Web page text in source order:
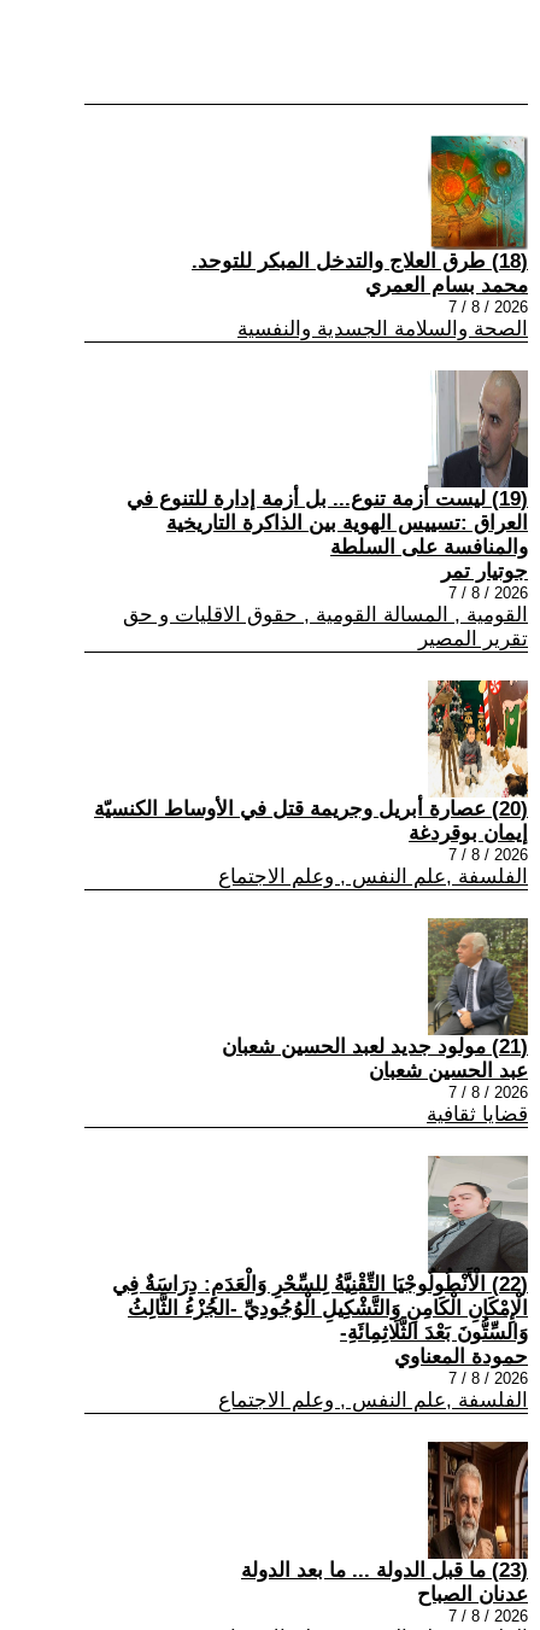
(18) طرق العلاج والتدخل المبكر للتوحد.
محمد بسام العمري
2026 / 8 / 7
الصحة والسلامة الجسدية والنفسية
(19) ليست أزمة تنوع... بل أزمة إدارة للتنوع في
العراق :تسييس الهوية بين الذاكرة التاريخية
والمنافسة على السلطة
جوتيار تمر
2026 / 8 / 7
القومية , المسالة القومية , حقوق الاقليات و حق
تقرير المصير
(20) عصارة أبريل وجريمة قتل في الأوساط الكنسيّة
إيمان بوقردغة
2026 / 8 / 7
الفلسفة ,علم النفس , وعلم الاجتماع
(21) مولود جديد لعبد الحسين شعبان
عبد الحسين شعبان
2026 / 8 / 7
قضايا ثقافية
(22) الْأَنْطُولُوجْيَا التِّقْنِيَّةُ لِلسِّحْرِ وَالْعَدَمِ: دِرَاسَةٌ فِي
الْإِمْكَانِ الْكَامِنِ وَالتَّشْكِيلِ الْوُجُودِيِّ -الجُزْءُ الثَّالِثُ
وَالسِّتُّونَ بَعْدَ الثَّلَاثِمِائَةِ-
حمودة المعناوي
2026 / 8 / 7
الفلسفة ,علم النفس , وعلم الاجتماع
(23) ما قبل الدولة ... ما بعد الدولة
عدنان الصباح
2026 / 8 / 7